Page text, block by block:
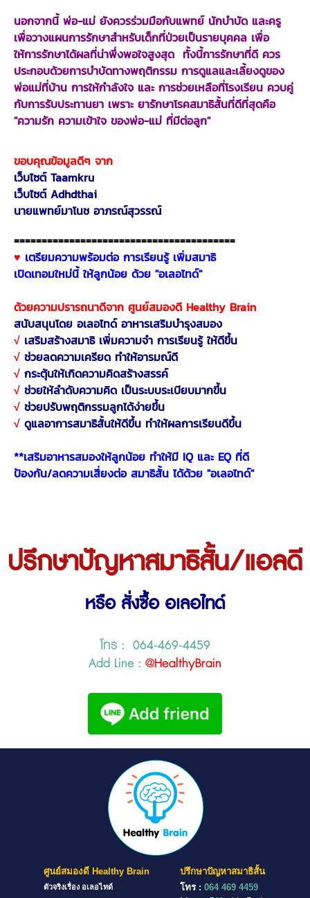
นอกจากนี้ พ่อ-แม่ ยังควรร่วมมือกับแพทย์ นักบำบัด และครู
เพื่อวางแผนการรักษาสำหรับเด็กที่ป่วยเป็นรายบุคคล เพื่อ
ให้การรักษาได้ผลที่น่าพึ่งพอใจสูงสุด ทั้งนี้การรักษาที่ดี ควร
ประกอบด้วยการบำบัดทางพฤติกรรม การดูแลและเลี้ยงดูของ
พ่อแม่ที่บ้าน การให้กำลังใจ และ การช่วยเหลือที่โรงเรียน ควบคู่
กับการรับประทานยา เพราะ ยารักษาโรคสมาธิสั้นที่ดีที่สุดคือ
"ความรัก ความเข้าใจ ของพ่อ-แม่ ที่มีต่อลูก"
ขอบคุณข้อมูลดีๆ จาก
เว็บไซต์ Taamkru
เว็บไซต์ Adhdthai
นายแพทย์มาโนช อาภรณ์สุวรรณ์
========================================
♥ เตรียมความพร้อมต่อ การเรียนรู้ เพิ่มสมาธิ
เปิดเทอมใหม่นี้ ให้ลูกน้อย ด้วย "อเลอไทด์"
ด้วยความปรารถนาดีจาก ศูนย์สมองดี Healthy Brain
สนับสนุนโดย อเลอไทด์ อาหารเสริมบำรุงสมอง
√ เสริมสร้างสมาธิ เพิ่มความจำ การเรียนรู้ ให้ดีขึ้น
√ ช่วยลดความเครียด ทำให้อารมณ์ดี
√ กระตุ้นให้เกิดความคิดสร้างสรรค์
√ ช่วยให้ลำดับความคิด เป็นระบบระเบียบมากขึ้น
√ ช่วยปรับพฤติกรรมลูกได้ง่ายขึ้น
√ ดูแลอาการสมาธิสั้นให้ดีขึ้น ทำให้ผลการเรียนดีขึ้น
**เสริมอาหารสมองให้ลูกน้อย ทำให้มี IQ และ EQ ที่ดี
ป้องกัน/ลดความเสี่ยงต่อ สมาธิสั้น ได้ด้วย "อเลอไทด์"
ปรึกษาปัญหาสมาธิสั้น/แอลดี
หรือ สั่งซื้อ อเลอไทด์
โทร : 064-469-4459
Add Line : @HealthyBrain
ศูนย์สมองดี Healthy Brain ปรึกษาปัญหาสมาธิสั้น
ตัวจริงเรื่อง อเลอไทด์ โทร : 064 469 4459